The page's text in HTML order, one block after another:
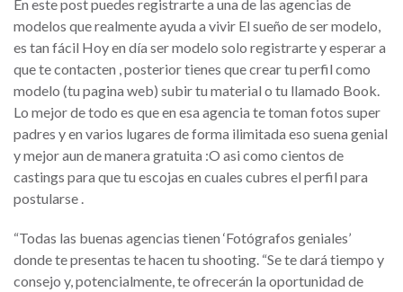
En este post puedes registrarte a una de las agencias de
modelos que realmente ayuda a vivir El sueño de ser modelo,
es tan fácil Hoy en día ser modelo solo registrarte y esperar a
que te contacten , posterior tienes que crear tu perfil como
modelo (tu pagina web) subir tu material o tu llamado Book.
Lo mejor de todo es que en esa agencia te toman fotos super
padres y en varios lugares de forma ilimitada eso suena genial
y mejor aun de manera gratuita :O asi como cientos de
castings para que tu escojas en cuales cubres el perfil para
postularse .
“Todas las buenas agencias tienen ‘Fotógrafos geniales’
donde te presentas te hacen tu shooting. “Se te dará tiempo y
consejo y, potencialmente, te ofrecerán la oportunidad de